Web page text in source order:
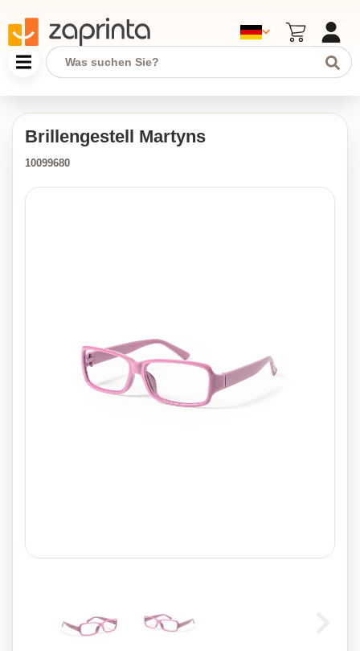
Brillengestell Martyns
10099680